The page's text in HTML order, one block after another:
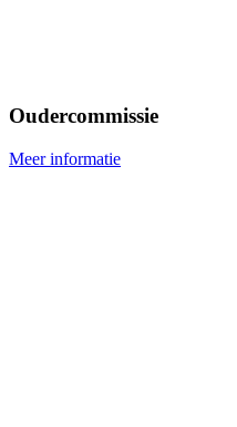
Oudercommissie
Meer informatie